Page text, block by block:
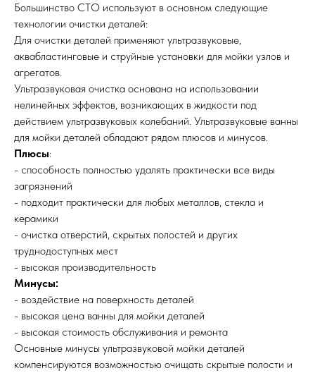
Большинство СТО используют в основном следующие
технологии очистки деталей:
Для очистки деталей применяют ультразвуковые,
аквабластинговые и струйные установки для мойки узлов и
агрегатов.
Ультразвуковая очистка основана на использовании
нелинейных эффектов, возникающих в жидкости под
действием ультразвуковых колебаний. Ультразвуковые ванны
для мойки деталей обладают рядом плюсов и минусов.
Плюсы:
- способность полностью удалять практически все виды
загрязнений
- подходит практически для любых металлов, стекла и
керамики
- очистка отверстий, скрытых полостей и других
труднодоступных мест
- высокая производительность
Минусы:
- воздействие на поверхность деталей
- высокая цена ванны для мойки деталей
- высокая стоимость обслуживания и ремонта
Основные минусы ультразвуковой мойки деталей
компенсируются возможностью очищать скрытые полости и